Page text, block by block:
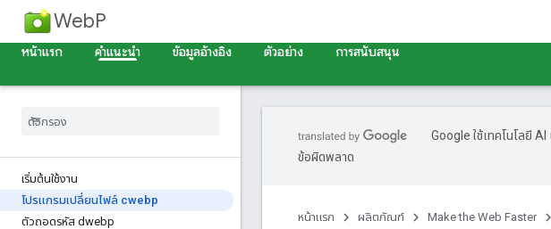
WebP
หน้าแรก
คำแนะนำ ข้อมูลอ้างอิง ตัวอย่าง การสนับสนุน
เริ่มต้นใช้งาน
โปรแกรมเปลี่ยนไฟล์ cwebp
ตัวถอดรหัส dwebp
Google ใช้เทคโนโลยี
ข้อผิดพลาด
หน้าแรก ผลิตภัณฑ์ Make the Web Faster